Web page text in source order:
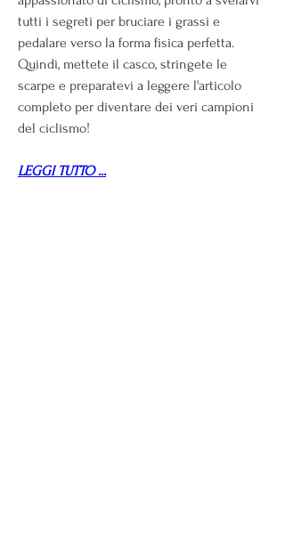
tutti i segreti per bruciare i grassi e
pedalare verso la forma fisica perfetta.
Quindi, mettete il casco, stringete le
scarpe e preparatevi a leggere l'articolo
completo per diventare dei veri campioni
del ciclismo!
LEGGI TUTTO ...